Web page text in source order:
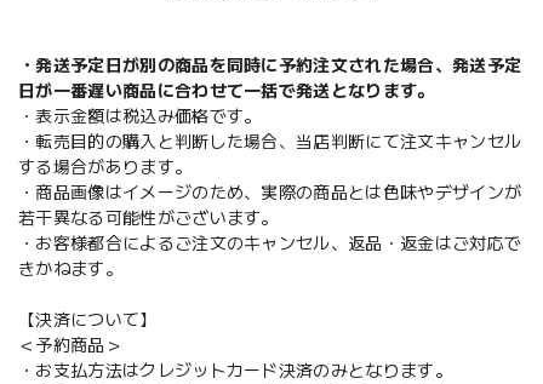
・発送予定日が別の商品を同時に予約注文された場合、発送予定
日が一番遅い商品に合わせて一括で発送となります。
・表示金額は税込み価格です。
・転売目的の購入と判断した場合、当店判断にて注文キャンセル
する場合があります。
・商品画像はイメージのため、実際の商品とは色味やデザインが
若干異なる可能性がございます。
・お客様都合によるご注文のキャンセル、返品・返金はご対応で
きかねます。
【決済について】
＜予約商品＞
・お支払方法はクレジットカード決済のみとなります。